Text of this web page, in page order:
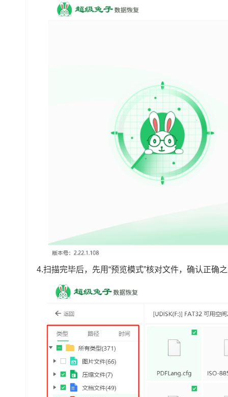
4.扫描完毕后，先用“预览模式”核对文件，确认正确